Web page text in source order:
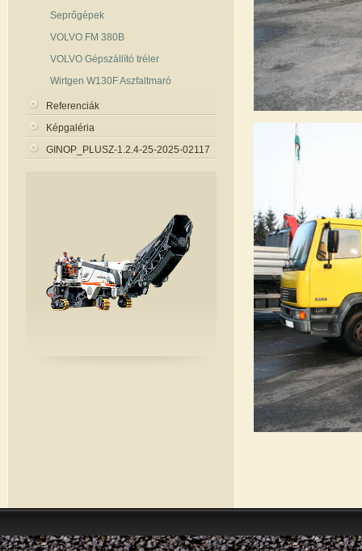
Seprőgépek
VOLVO FM 380B
VOLVO Gépszállító tréler
Wirtgen W130F Aszfaltmaró
Referenciák
Képgaléria
GINOP_PLUSZ-1.2.4-25-2025-02117